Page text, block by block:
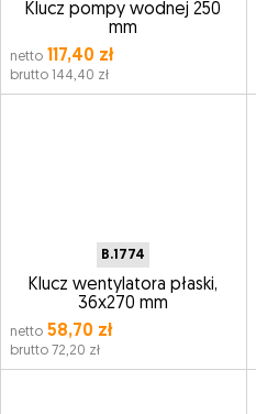
Klucz pompy wodnej 250
mm
netto 117,40 zł
brutto 144,40 zł
B.1774
Klucz wentylatora płaski,
36x270 mm
netto 58,70 zł
brutto 72,20 zł